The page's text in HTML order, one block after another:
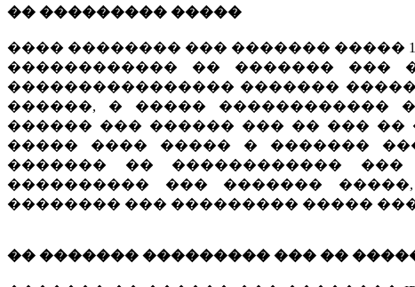
�� ��������� �����
���� �������� ��� ������� �����
������������ �� ������� ���
���������������� �������
������, � ����� ������������
������ ��� ������ ��� �� ���
����� ���� ����� � �������
������� �� ������������
���������� ��� �������
�������� ��� ��������� ����� ���
�� ������� ��������� ��� ��